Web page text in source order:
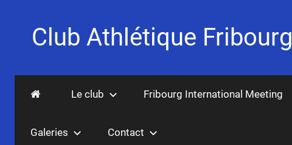
contenu
Club Athlétique Fribourg
en
1932
Le club Fribourg International Meeting
Galeries Contact